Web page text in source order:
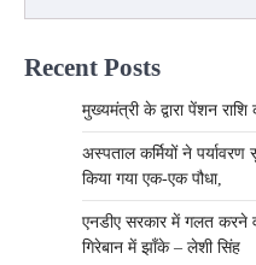
Recent Posts
मुख्यमंत्री के द्वारा पेंशन
अस्पताल कर्मियों ने
किया गया एक-एक पौधा,
एनडीए सरकार में गलत करने
गिरेबान में झाँके – लेशी सिंह